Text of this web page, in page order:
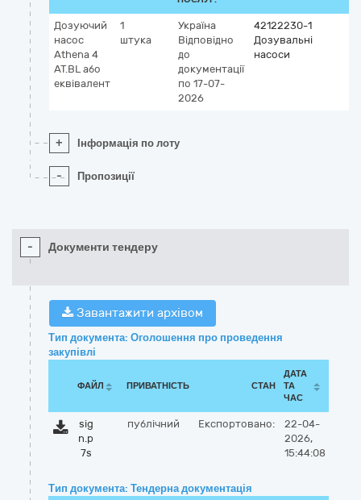
Дозуючий
насос
Athena 4
AT.BL або
еквівалент
1
штука
Україна
Відповідно
до
документації
по 17-07-
2026
42122230-1
Дозувальні
насоси
+ Інформація по лоту
- Пропозиції
- Документи тендеру
Завантажити архівом
Тип документа: Оголошення про проведення
закупівлі
ФАЙЛ ПРИВАТНІСТЬ СТАН
ДАТА
ТА
ЧАС
sig
n.p
7s
публічний Експортовано:
22-04-
2026,
15:44:08
Тип документа: Тендерна документація